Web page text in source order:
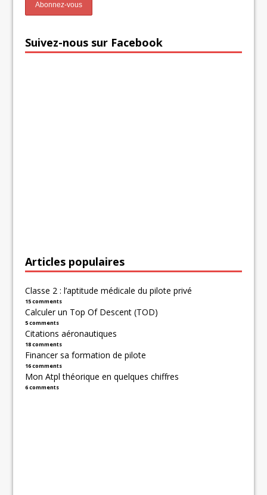
Suivez-nous sur Facebook
Articles populaires
Classe 2 : l’aptitude médicale du pilote privé
15 comments
Calculer un Top Of Descent (TOD)
5 comments
Citations aéronautiques
18 comments
Financer sa formation de pilote
16 comments
Mon Atpl théorique en quelques chiffres
6 comments